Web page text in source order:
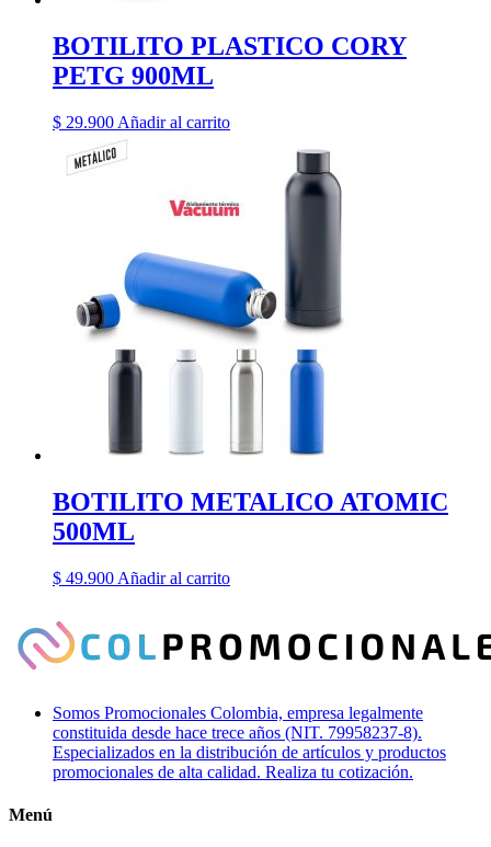
BOTILITO PLASTICO CORY
PETG 900ML
$ 29.900 Añadir al carrito
BOTILITO METALICO ATOMIC
500ML
$ 49.900 Añadir al carrito
Somos Promocionales Colombia, empresa legalmente
constituida desde hace trece años (NIT. 79958237-8).
Especializados en la distribución de artículos y productos
promocionales de alta calidad. Realiza tu cotización.
Menú